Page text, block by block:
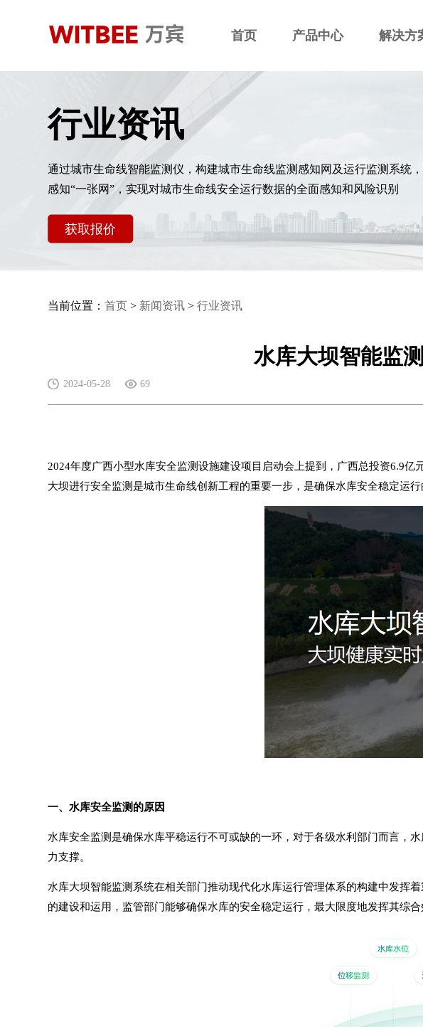
首页 产品中心 解决方
行业资讯
通过城市生命线智能监测仪，构建城市生命线监测感知网及运行监测系统
感知“一张网”，实现对城市生命线安全运行数据的全面感知和风险识别
获取报价
当前位置：首页 > 新闻资讯 >行业资讯
水库大坝智能监
2024-05-28 69
2024年度广西小型水库安全监测设施建设项目启动会上提到，广西总投资6.9
大坝进行安全监测是城市生命线创新工程的重要一步，是确保水库安全稳定运行
一、水库安全监测的原因
水库安全监测是确保水库平稳运行不可或缺的一环，对于各级水利部门而言，
力支撑。
水库大坝智能监测系统在相关部门推动现代化水库运行管理体系的构建中发挥
的建设和运用，监管部门能够确保水库的安全稳定运行，最大限度地发挥其综